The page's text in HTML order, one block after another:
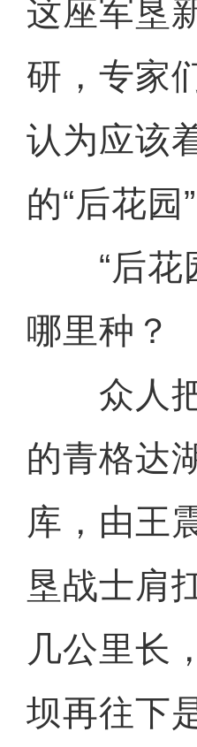
这座军垦
研，专家
认为应该
的“后花园”
“后花园
哪里种？
众人把
的青格达
库，由王
垦战士肩
几公里长
坝再往下